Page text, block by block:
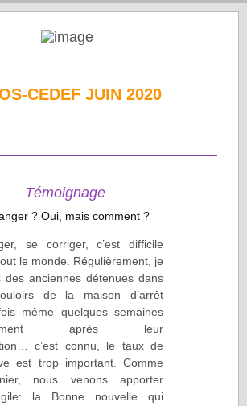
CEDEF JUIN 2020
Témoignage
? Oui, mais comment ?
se corriger, c’est difficile
le monde. Régulièrement, je
des anciennes détenues dans
de la maison d’arrêt
même quelques semaines
après leur
c’est connu, le taux de
est trop important. Comme
nous venons apporter
la Bonne nouvelle qui